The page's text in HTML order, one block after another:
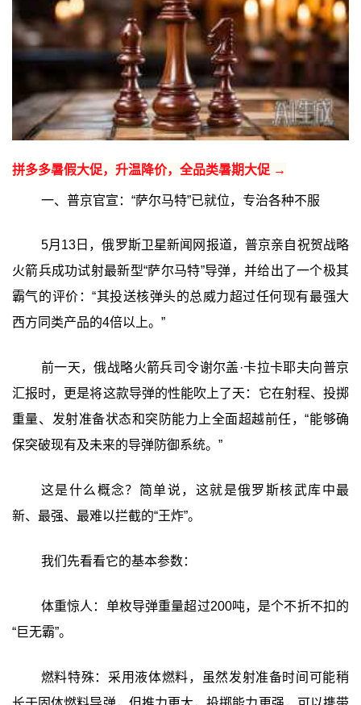
拼多多暑假大促，升温降价，全品类暑期大促 →
一、普京官宣：“萨尔马特”已就位，专治各种不服
5月13日，俄罗斯卫星新闻网报道，普京亲自祝贺战略
火箭兵成功试射最新型“萨尔马特”导弹，并给出了一个极其
霸气的评价：‍“其投送核弹头的总威力超过任何现有最强大
西方同类产品的4倍以上。”‍
前一天，俄战略火箭兵司令谢尔盖·卡拉卡耶夫向普京
汇报时，更是将这款导弹的性能吹上了天：它在射程、投掷
重量、发射准备状态和突防能力上全面超越前任，‍“能够确
保突破现有及未来的导弹防御系统。”‍
这是什么概念？简单说，这就是俄罗斯核武库中最
新、最强、最难以拦截的“王炸”。
我们先看看它的基本参数：
体重惊人：单枚导弹重量超过200吨，是个不折不扣的
“巨无霸”。
燃料特殊：采用液体燃料，虽然发射准备时间可能稍